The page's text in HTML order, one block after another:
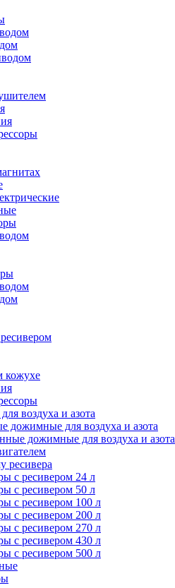
кожухе
воздуха и азота
дожимные для воздуха и азота
дожимные для воздуха и азота
ресивера
с ресивером 24 л
с ресивером 50 л
с ресивером 100 л
с ресивером 200 л
с ресивером 270 л
с ресивером 430 л
с ресивером 500 л